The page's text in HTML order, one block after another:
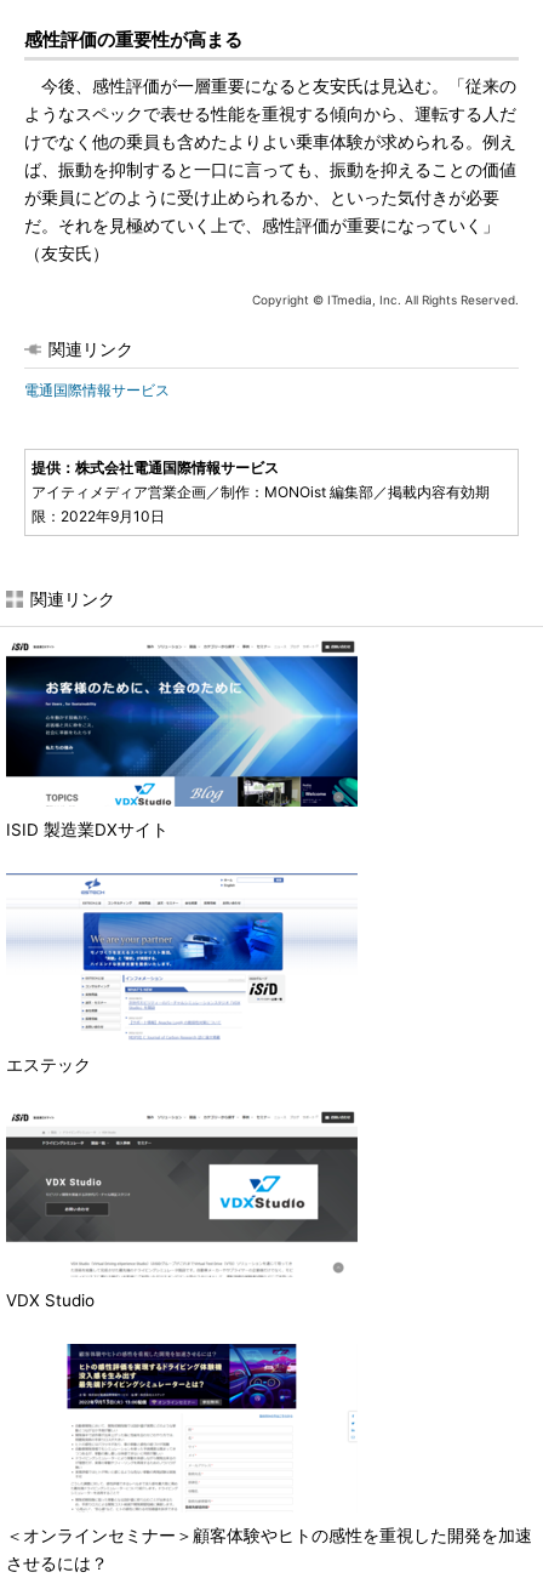
感性評価の重要性が高まる
今後、感性評価が一層重要になると友安氏は見込む。「従来の
ようなスペックで表せる性能を重視する傾向から、運転する人だ
けでなく他の乗員も含めたよりよい乗車体験が求められる。例え
ば、振動を抑制すると一口に言っても、振動を抑えることの価値
が乗員にどのように受け止められるか、といった気付きが必要
だ。それを見極めていく上で、感性評価が重要になっていく」
（友安氏）
Copyright © ITmedia, Inc. All Rights Reserved.
関連リンク
電通国際情報サービス
提供：株式会社電通国際情報サービス
アイティメディア営業企画／制作：MONOist 編集部／掲載内容有効期
限：2022年9月10日
関連リンク
ISID 製造業DXサイト
エステック
VDX Studio
＜オンラインセミナー＞顧客体験やヒトの感性を重視した開発を加速
させるには？